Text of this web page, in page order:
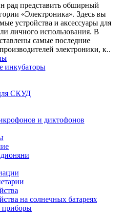
рад представить обширный
«Электроника». Здесь вы
устройства и аксессуары для
личного использования. В
самые последние
электроники, к..
инкубаторы
СКУД
и диктофонов
на солнечных батареях
приборы